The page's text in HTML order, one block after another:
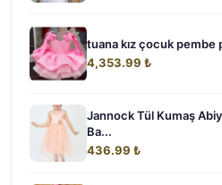
tuana kız çocuk pembe
4,353.99 ₺
Jannock Tül Kumaş
Ba...
436.99 ₺